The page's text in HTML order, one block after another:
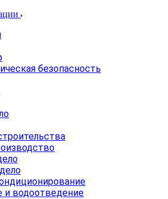
безопасность
и водоотведение